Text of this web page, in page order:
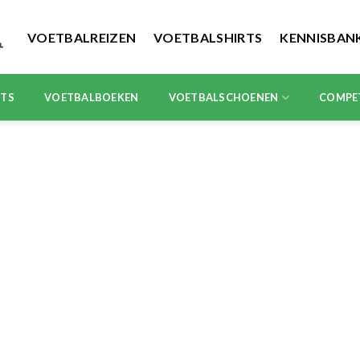
VOETBALREIZEN VOETBALSHIRTS
VOETBALBOEKEN VOETBALSCHOENEN